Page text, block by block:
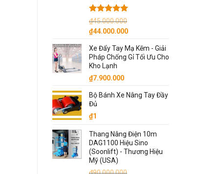
Được xếp
hạng5.00
5 sao
₫45.000.000
Giá
là:
₫45.000.000.
₫44.000.000Giá
tại
là:
Xe Đẩy Tay Mạ Kẽm - Giải
Pháp Chống Gỉ Tối Ưu Cho
Kho Lạnh
₫7.900.000
Bộ Bánh Xe Nâng Tay Đầy
Đủ
₫1
Thang Nâng Điện 10m
DAG1100 Hiệu Sino
(Soonlift) - Thương Hiệu
Mỹ (USA)